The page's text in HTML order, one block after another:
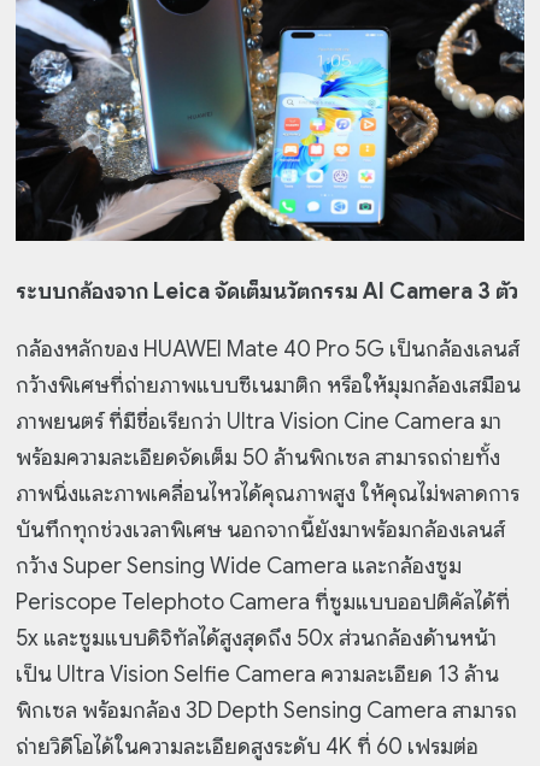
ระบบกล้องจาก Leica จัดเต็มนวัตกรรม AI Camera 3 ตัว
กล้องหลักของ HUAWEI Mate 40 Pro 5G เป็นกล้องเลนส์
กว้างพิเศษที่ถ่ายภาพแบบซีเนมาติก หรือให้มุมกล้องเสมือน
ภาพยนตร์ ที่มีชื่อเรียกว่า Ultra Vision Cine Camera มา
พร้อมความละเอียดจัดเต็ม 50 ล้านพิกเซล สามารถถ่ายทั้ง
ภาพนิ่งและภาพเคลื่อนไหวได้คุณภาพสูง ให้คุณไม่พลาดการ
บันทึกทุกช่วงเวลาพิเศษ นอกจากนี้ยังมาพร้อมกล้องเลนส์
กว้าง Super Sensing Wide Camera และกล้องซูม
Periscope Telephoto Camera ที่ซูมแบบออปติคัลได้ที่
5x และซูมแบบดิจิทัลได้สูงสุดถึง 50x ส่วนกล้องด้านหน้า
เป็น Ultra Vision Selfie Camera ความละเอียด 13 ล้าน
พิกเซล พร้อมกล้อง 3D Depth Sensing Camera สามารถ
ถ่ายวิดีโอได้ในความละเอียดสูงระดับ 4K ที่ 60 เฟรมต่อ